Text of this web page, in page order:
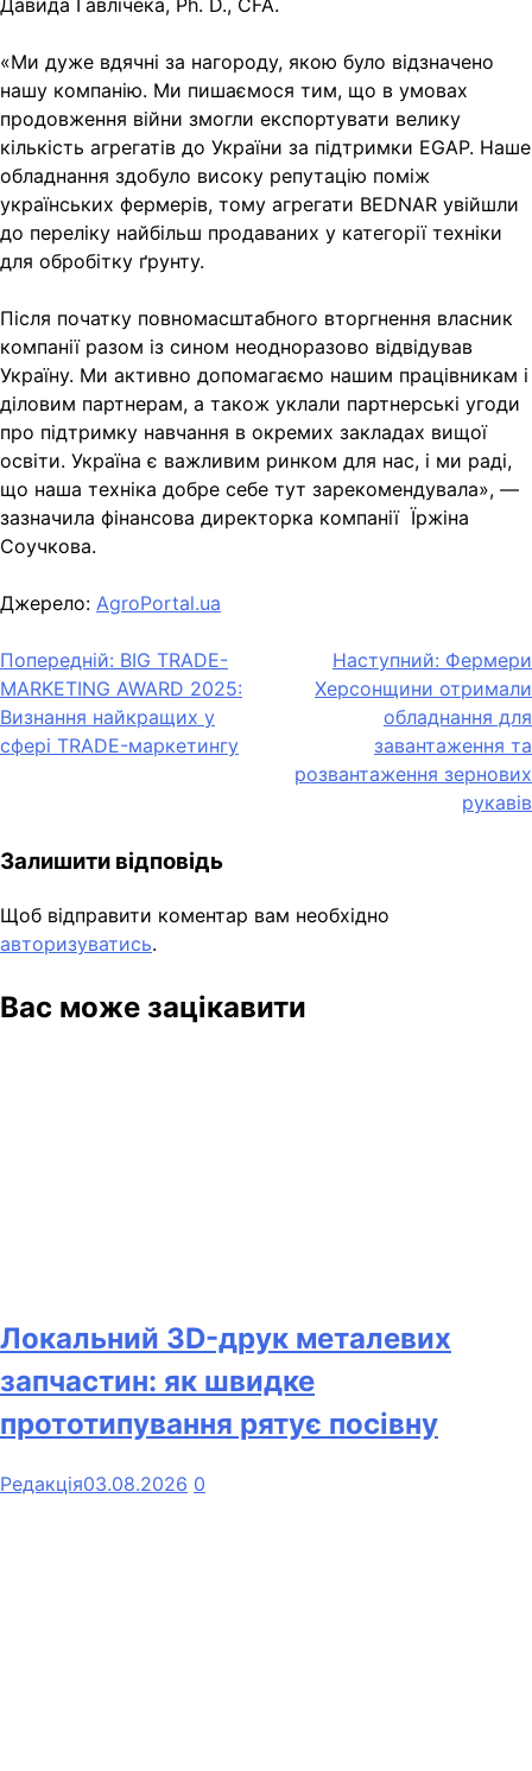
Давида Гавлічека, Ph. D., CFA.
«Ми дуже вдячні за нагороду, якою було відзначено
нашу компанію. Ми пишаємося тим, що в умовах
продовження війни змогли експортувати велику
кількість агрегатів до України за підтримки EGAP. Наше
обладнання здобуло високу репутацію поміж
українських фермерів, тому агрегати BEDNAR увійшли
до переліку найбільш продаваних у категорії техніки
для обробітку ґрунту.
Після початку повномасштабного вторгнення власник
компанії разом із сином неодноразово відвідував
Україну. Ми активно допомагаємо нашим працівникам і
діловим партнерам, а також уклали партнерські угоди
про підтримку навчання в окремих закладах вищої
освіти. Україна є важливим ринком для нас, і ми раді,
що наша техніка добре себе тут зарекомендувала», —
зазначила фінансова директорка компанії Їржіна
Соучкова.
Джерело: AgroPortal.ua
Навігація
записів
Попередній: BIG TRADE-
MARKETING AWARD 2025:
Визнання найкращих у
сфері TRADE-маркетингу
Наступний: Фермери
Херсонщини отримали
обладнання для
завантаження та
розвантаження зернових
рукавів
Залишити відповідь
Щоб відправити коментар вам необхідно
авторизуватись.
Вас може зацікавити
Локальний 3D-друк металевих
запчастин: як швидке
прототипування рятує посівну
Редакція03.08.2026 0